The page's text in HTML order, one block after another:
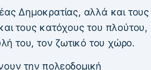
Δημοκρατίας, αλλά και τους
τους κατόχους του πλούτου,
του, τον ζωτικό του χώρο.
την πολεοδομική